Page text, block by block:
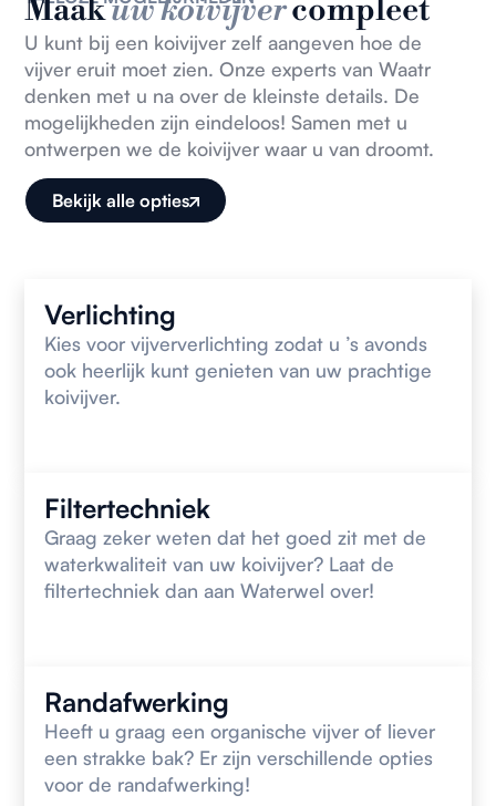
Maakuw koivijvercompleet
U kunt bij een koivijver zelf aangeven hoe de
vijver eruit moet zien. Onze experts van Waatr
denken met u na over de kleinste details. De
mogelijkheden zijn eindeloos! Samen met u
ontwerpen we de koivijver waar u van droomt.
Bekijk alle opties
Verlichting
Kies voor vijververlichting zodat u ’s avonds
ook heerlijk kunt genieten van uw prachtige
koivijver.
Filtertechniek
Graag zeker weten dat het goed zit met de
waterkwaliteit van uw koivijver? Laat de
filtertechniek dan aan Waterwel over!
Randafwerking
Heeft u graag een organische vijver of liever
een strakke bak? Er zijn verschillende opties
voor de randafwerking!